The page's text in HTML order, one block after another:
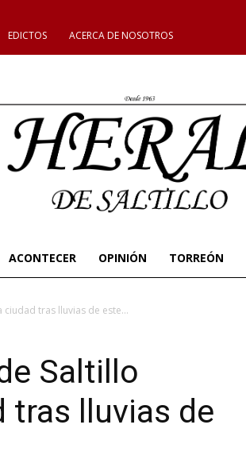
EDICTOS ACERCA DE NOSOTROS
ACONTECER OPINIÓN TORREÓN
tras lluvias de este...
Saltillo
tras lluvias de